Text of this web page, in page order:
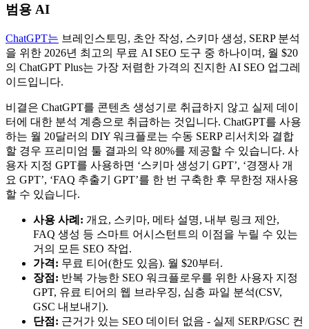
범용 AI
ChatGPT는 브레인스토밍, 초안 작성, 스키마 생성, SERP 분석
을 위한 2026년 최고의 무료 AI SEO 도구 중 하나이며, 월 $20
의 ChatGPT Plus는 가장 저렴한 가격의 진지한 AI SEO 업그레
이드입니다.
비결은 ChatGPT를 콘텐츠 생성기로 취급하지 않고 실제 데이
터에 대한 분석 계층으로 취급하는 것입니다. ChatGPT를 사용
하는 월 20달러의 DIY 워크플로는 수동 SERP 리서치와 결합
할 경우 프리미엄 툴 결과의 약 80%를 제공할 수 있습니다. 사
용자 지정 GPT를 사용하면 ‘스키마 생성기 GPT’, ‘경쟁사 개
요 GPT’, ‘FAQ 추출기 GPT’를 한 번 구축한 후 무한정 재사용
할 수 있습니다.
사용 사례: 개요, 스키마, 메타 설명, 내부 링크 제안,
FAQ 생성 등 스마트 어시스턴트의 이점을 누릴 수 있는
거의 모든 SEO 작업.
가격: 무료 티어(한도 있음). 월 $20부터.
장점: 반복 가능한 SEO 워크플로우를 위한 사용자 지정
GPT, 유료 티어의 웹 브라우징, 심층 파일 분석(CSV,
GSC 내보내기).
단점: 근거가 있는 SEO 데이터 없음 - 실제 SERP/GSC 컨